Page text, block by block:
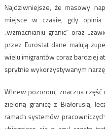
Najdziwniejsze, że masowy
miejsce w czasie, gdy opinia
„wzmacnianiu granic” oraz
przez Eurostat dane malują
wielu imigrantów coraz bardziej
sprytnie wykorzystywanym
Wbrew pozorom, znaczna
zieloną granicę z Białorusią,
ramach systemów